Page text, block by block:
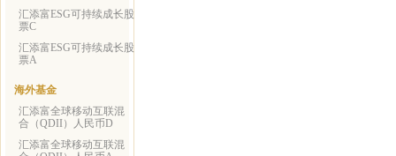
汇添富ESG可持续成长股
票C
汇添富ESG可持续成长股
票A
海外基金
汇添富全球移动互联混
合（QDII）人民币D
汇添富全球移动互联混